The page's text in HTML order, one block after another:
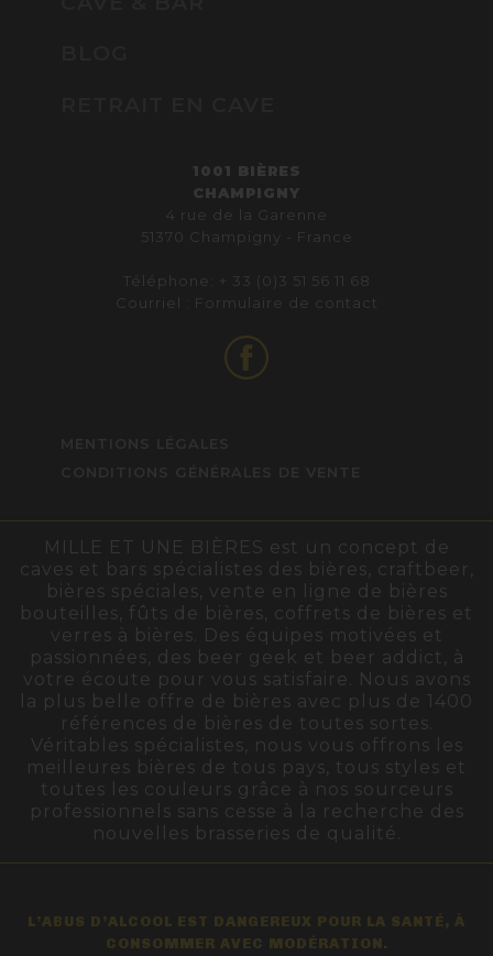
1001 BIÈRES
CHAMPIGNY
4 rue de la Garenne
51370 Champigny - France
Téléphone: + 33 (0)3 51 56 11 68
Courriel : Formulaire de contact
MILLE ET UNE BIÈRES est un concept de
caves et bars spécialistes des bières, craftbeer,
bières spéciales, vente en ligne de bières
bouteilles, fûts de bières, coffrets de bières et
verres à bières. Des équipes motivées et
passionnées, des beer geek et beer addict, à
votre écoute pour vous satisfaire. Nous avons
la plus belle offre de bières avec plus de 1400
références de bières de toutes sortes.
Véritables spécialistes, nous vous offrons les
meilleures bières de tous pays, tous styles et
toutes les couleurs grâce à nos sourceurs
professionnels sans cesse à la recherche des
nouvelles brasseries de qualité.
L’ABUS D’ALCOOL EST DANGEREUX POUR LA SANTÉ, À
CONSOMMER AVEC MODÉRATION.